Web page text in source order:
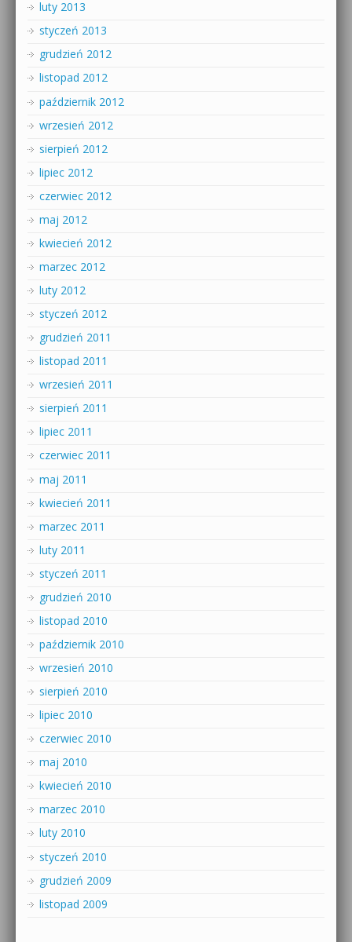
luty 2013
styczeń 2013
grudzień 2012
listopad 2012
październik 2012
wrzesień 2012
sierpień 2012
lipiec 2012
czerwiec 2012
maj 2012
kwiecień 2012
marzec 2012
luty 2012
styczeń 2012
grudzień 2011
listopad 2011
wrzesień 2011
sierpień 2011
lipiec 2011
czerwiec 2011
maj 2011
kwiecień 2011
marzec 2011
luty 2011
styczeń 2011
grudzień 2010
listopad 2010
październik 2010
wrzesień 2010
sierpień 2010
lipiec 2010
czerwiec 2010
maj 2010
kwiecień 2010
marzec 2010
luty 2010
styczeń 2010
grudzień 2009
listopad 2009